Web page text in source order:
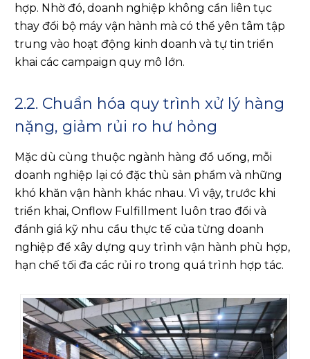
hợp. Nhờ đó, doanh nghiệp không cần liên tục
thay đổi bộ máy vận hành mà có thể yên tâm tập
trung vào hoạt động kinh doanh và tự tin triển
khai các campaign quy mô lớn.
2.2. Chuẩn hóa quy trình xử lý hàng
nặng, giảm rủi ro hư hỏng
Mặc dù cùng thuộc ngành hàng đồ uống, mỗi
doanh nghiệp lại có đặc thù sản phẩm và những
khó khăn vận hành khác nhau. Vì vậy, trước khi
triển khai, Onflow Fulfillment luôn trao đổi và
đánh giá kỹ nhu cầu thực tế của từng doanh
nghiệp để xây dựng quy trình vận hành phù hợp,
hạn chế tối đa các rủi ro trong quá trình hợp tác.